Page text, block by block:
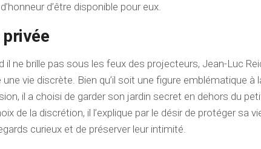
d’être disponible pour eux.
privée
il ne brille pas sous les feux des projecteurs, Jean-Luc
une vie discrète. Bien qu’il soit une figure emblématique à
il a choisi de garder son jardin secret en dehors du
de la discrétion, il l’explique par le désir de protéger sa
curieux et de préserver leur intimité.